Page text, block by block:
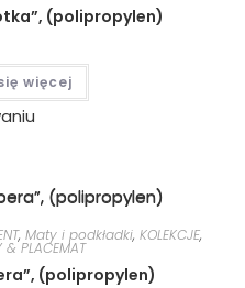
(polipropylen)
więcej
, Maty i podkładki, KOLEKCJE,
& PLACEMAT
(polipropylen)